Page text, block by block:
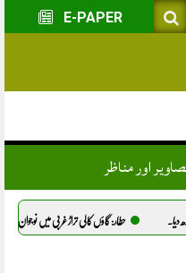
E-PAPER
اور مناظر
غربی میں نوجوان شانہ کا قتل، پولیس نے تحقیقات شروع